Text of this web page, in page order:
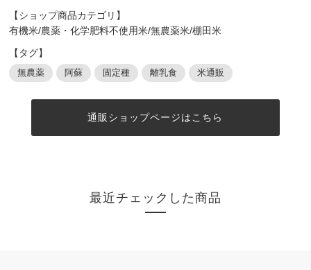
【ショップ商品カテゴリ】
有機米/農薬・化学肥料不使用米/無農薬米/棚田米
【タグ】
無農薬 阿蘇 固定種 離乳食 米通販
通販ショップページはこちら
最近チェックした商品